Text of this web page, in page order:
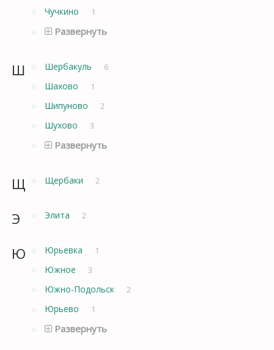
Чучкино 1
Развернуть
Ш Шербакуль 6
Шахово 1
Шипуново 2
Шухово 3
Развернуть
Щ Щербаки 2
Э Элита 2
Ю Юрьевка 1
Южное 3
Южно-Подольск 2
Юрьево 1
Развернуть